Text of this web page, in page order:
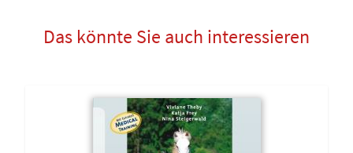
Das könnte Sie auch interessieren